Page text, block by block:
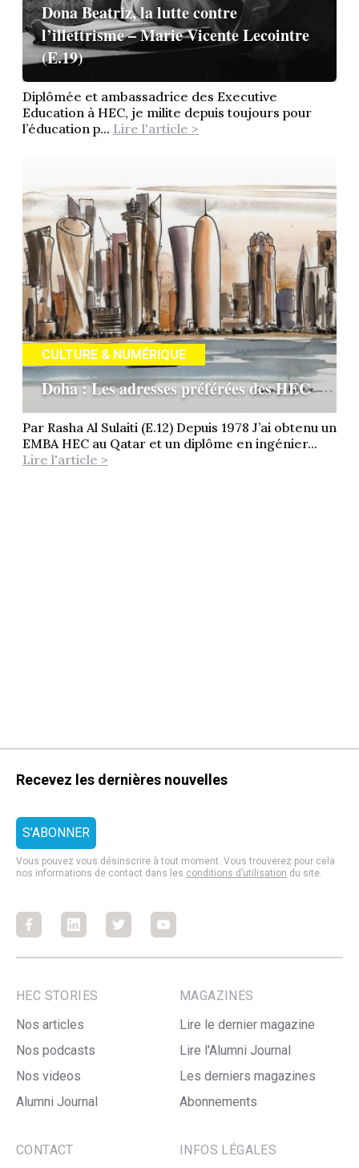
Dona Beatriz, la lutte contre
l’illettrisme – Marie Vicente Lecointre
(E.19)
Diplômée et ambassadrice des Executive
Education à HEC, je milite depuis toujours pour
l’éducation p... Lire l'article >
CULTURE & NUMÉRIQUE
Doha : Les adresses préférées des HEC
Par Rasha Al Sulaiti (E.12) Depuis 1978 J’ai obtenu un
EMBA HEC au Qatar et un diplôme en ingénier...
Lire l'article >
Recevez les dernières nouvelles
Vous pouvez vous désinscrire à tout moment. Vous trouverez pour cela
nos informations de contact dans les conditions d’utilisation du site.
FacebookFacebookFacebookFacebook
HEC STORIES
Nos articles
Nos podcasts
Nos videos
Alumni Journal
MAGAZINES
Lire le dernier magazine
Lire l'Alumni Journal
Les derniers magazines
Abonnements
CONTACT INFOS LÉGALES